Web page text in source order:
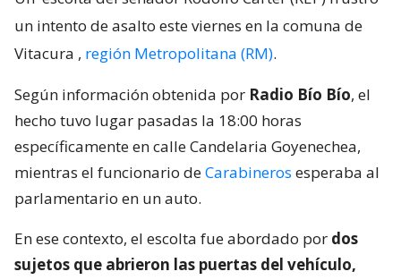
un intento de asalto este viernes en la comuna de
Vitacura , región Metropolitana (RM).
Según información obtenida por Radio Bío Bío, el
hecho tuvo lugar pasadas la 18:00 horas
específicamente en calle Candelaria Goyenechea,
mientras el funcionario deCarabineros esperaba al
parlamentario en un auto.
En ese contexto, el escolta fue abordado por dos
sujetos que abrieron las puertas del vehículo,